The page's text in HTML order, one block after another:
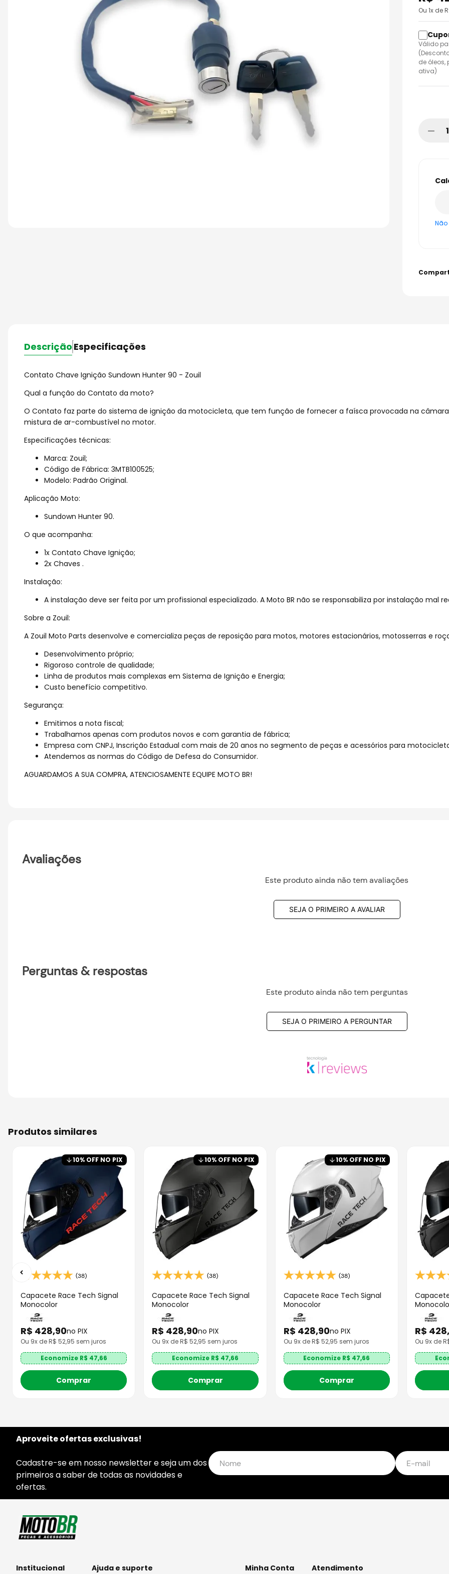
capacete aberto
race tech
Ou1x de
Válido
de óleos,
ativa)
Não
Descrição Especificações
Contato Chave Ignição Sundown Hunter 90 - Zouil
Qual a função do Contato da moto?
O Contato faz parte do sistema de ignição da motocicleta, que tem função de fornecer a faísca provocada na
mistura de ar-combustível no motor.
Especificações técnicas:
Marca: Zouil;
Código de Fábrica: 3MTB100525;
Modelo: Padrão Original.
Aplicação Moto:
Sundown Hunter 90.
O que acompanha:
1x Contato Chave Ignição;
2x Chaves .
Instalação:
A instalação deve ser feita por um profissional especializado. A Moto BR não se responsabiliza por instalação mal
Sobre a Zouil:
A Zouil Moto Parts desenvolve e comercializa peças de reposição para motos, motores estacionários, motosserras e
Desenvolvimento próprio;
Rigoroso controle de qualidade;
Linha de produtos mais complexas em Sistema de Ignição e Energia;
Custo benefício competitivo.
Segurança:
Emitimos a nota fiscal;
Trabalhamos apenas com produtos novos e com garantia de fábrica;
Empresa com CNPJ, Inscrição Estadual com mais de 20 anos no segmento de peças e acessórios para
Atendemos as normas do Código de Defesa do Consumidor.
AGUARDAMOS A SUA COMPRA, ATENCIOSAMENTE EQUIPE MOTO BR!
Avaliações
Este produto ainda não tem avaliações
SEJA O PRIMEIRO A AVALIAR
Perguntas & respostas
Este produto ainda não tem perguntas
SEJA O PRIMEIRO A PERGUNTAR
produtos similares
10% OFF NO PIX
(38)
Capacete Race Tech Signal
Monocolor
R$ 428,90no PIX
Ou 9x de R$ 52,95 sem juros
Economize R$ 47,66
Comprar
10% OFF NO PIX
(38)
Capacete Race Tech Signal
Monocolor
R$ 428,90no PIX
Ou 9x de R$52,95 sem juros
Economize R$ 47,66
Comprar
10% OFF NO PIX
(38)
Capacete Race Tech Signal
Monocolor
R$ 428,90no PIX
Ou 9x de R$ 52,95 sem juros
Economize R$ 47,66
Comprar
R$ 428
Ou 9x de
Aproveite ofertas exclusivas!
Cadastre-se em nosso newsletter e seja um dos
primeiros a saber de todas as novidades e
ofertas.
Institucional Ajuda e suporte Minha Conta Atendimento